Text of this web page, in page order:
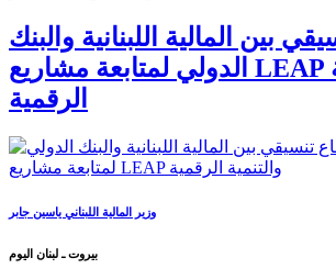
بين المالية اللبنانية والبنك
الدولي لمتابعة مشاريع LEAP والتنمية
الرقمية
وزير المالية اللبناني ياسين جابر
بيروت ـ لبنان اليوم